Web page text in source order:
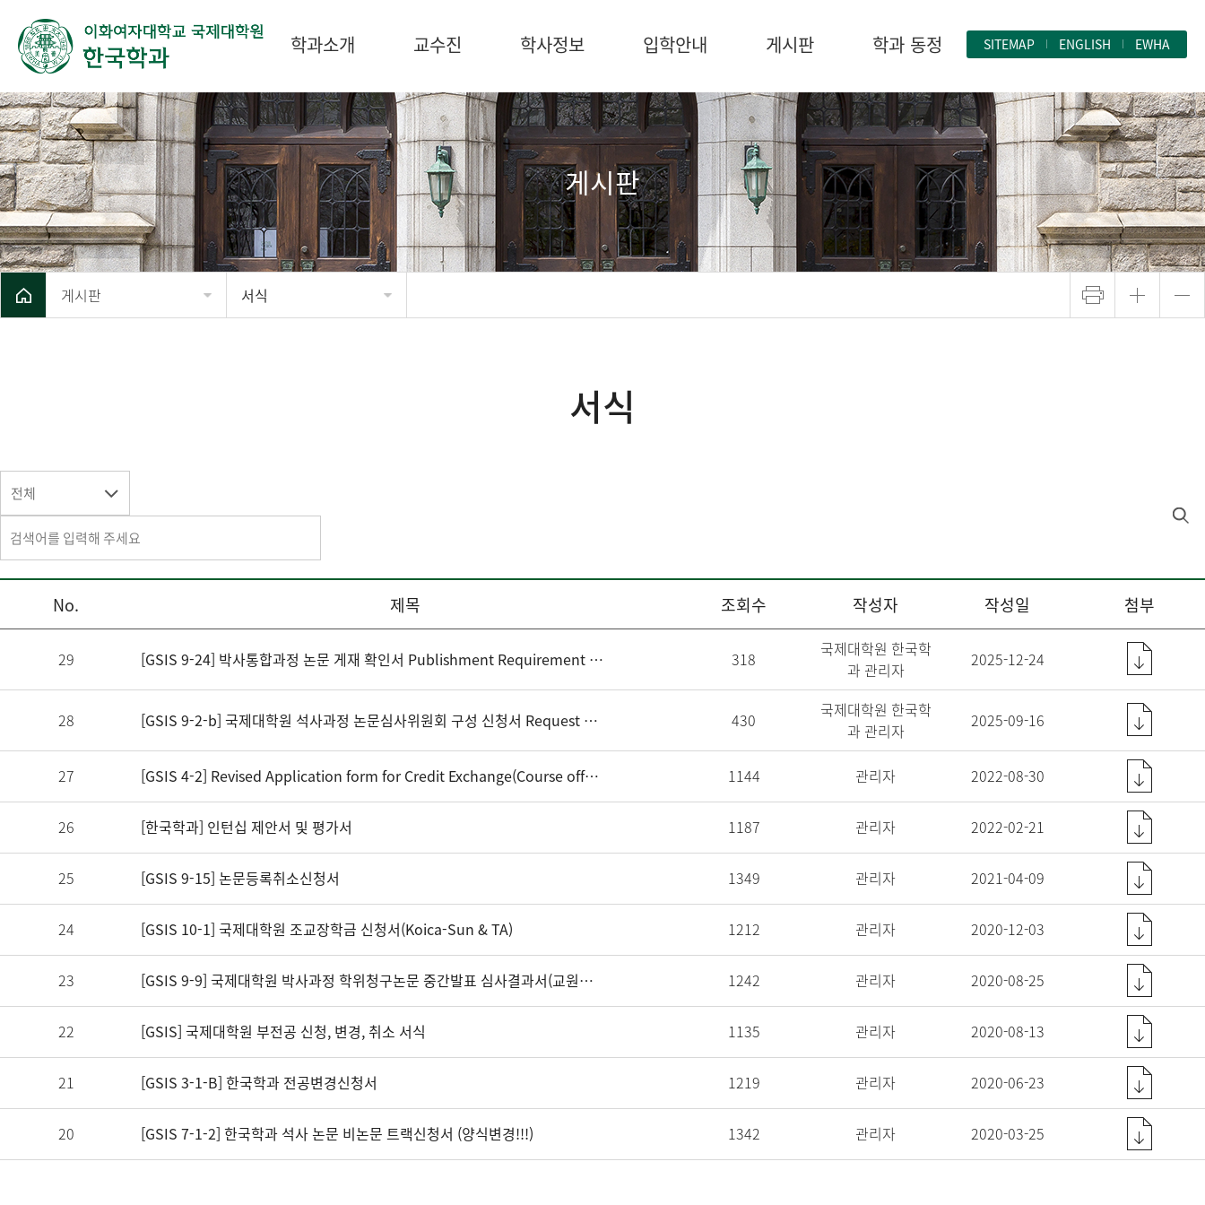
학과소개 교수진 학사정보 입학안내 게시판 학과 동정 SITEMAP ENGLISH EWHA
게시판
게시판 서식
서식
전체
No. 제목 조회수 작성자 작성일 첨부
29 [GSIS 9-24] 박사통합과정 논문 게재 확인서 Publishment Requirement Form for Ph.D.Combined program 318
국제대학원 한국학
과 관리자
2025-12-24
28 [GSIS 9-2-b] 국제대학원 석사과정 논문심사위원회 구성 신청서 Request Form for Master's Thesis Screening Committee Composition (교원제출) 430
국제대학원 한국학
과 관리자
2025-09-16
27 [GSIS 4-2] Revised Application form for Credit Exchange(Course offered outside institution of Ewha Womans University) 외부 대학교 대학원 개설 교과목 학점교환 수강 신청서 1144 관리자 2022-08-30
26 [한국학과] 인턴십 제안서 및 평가서 1187 관리자 2022-02-21
25 [GSIS 9-15] 논문등록취소신청서 1349 관리자 2021-04-09
24 [GSIS 10-1] 국제대학원 조교장학금 신청서(Koica-Sun & TA) 1212 관리자 2020-12-03
23 [GSIS 9-9] 국제대학원 박사과정 학위청구논문 중간발표 심사결과서(교원제출용) 1242 관리자 2020-08-25
22 [GSIS] 국제대학원 부전공 신청, 변경, 취소 서식 1135 관리자 2020-08-13
21 [GSIS 3-1-B] 한국학과 전공변경신청서 1219 관리자 2020-06-23
20 [GSIS 7-1-2] 한국학과 석사 논문 비논문 트랙신청서 (양식변경!!!) 1342 관리자 2020-03-25